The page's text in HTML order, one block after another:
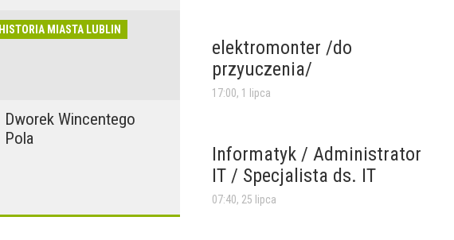
HISTORIA MIASTA LUBLIN
Dworek Wincentego
Pola
elektromonter /do
przyuczenia/
17:00, 1 lipca
Informatyk / Administrator
IT / Specjalista ds. IT
07:40, 25 lipca